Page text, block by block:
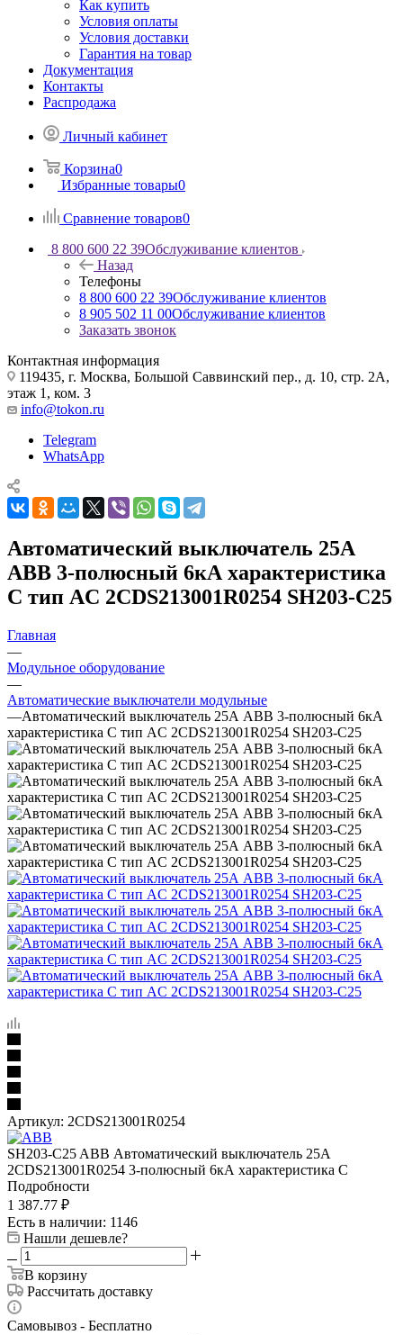
Как купить
Условия оплаты
Условия доставки
Гарантия на товар
Документация
Контакты
Распродажа
Личный кабинет
Корзина0
Избранные товары0
Сравнение товаров0
8 800 600 22 39Обслуживание клиентов
Назад
Телефоны
8 800 600 22 39Обслуживание клиентов
8 905 502 11 00Обслуживание клиентов
Заказать звонок
Контактная информация
119435, г. Москва, Большой Саввинский пер., д. 10, стр. 2А,
этаж 1, ком. 3
info@tokon.ru
Telegram
WhatsApp
Автоматический выключатель 25А
АВВ 3-полюсный 6кА характеристика
C тип AC 2CDS213001R0254 SH203-C25
Главная
—
Модульное оборудование
—
Автоматические выключатели модульные
—Автоматический выключатель 25А АВВ 3-полюсный 6кА
характеристика C тип AC 2CDS213001R0254 SH203-C25
Артикул: 2CDS213001R0254
SH203-C25 ABB Автоматический выключатель 25А
2CDS213001R0254 3-полюсный 6кА характеристика C
Подробности
1 387.77 ₽
Есть в наличии: 1146
Нашли дешевле?
В корзину
Рассчитать доставку
Самовывоз - Бесплатно